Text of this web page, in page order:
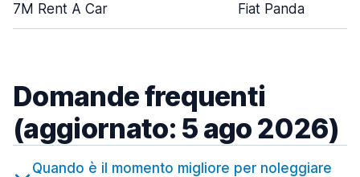
7M Rent A Car Fiat Panda
Domande frequenti
(aggiornato: 5 ago 2026)
Quando è il momento migliore per noleggiare